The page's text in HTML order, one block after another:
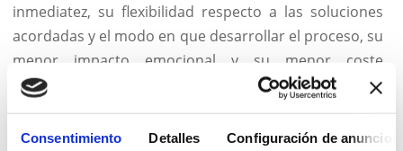
Consentimiento Detalles Configuración de anuncios
inmediatez, su flexibilidad respecto a las soluciones
acordadas y el modo en que desarrollar el proceso, su
menor impacto emocional y su menor coste
económico.
El procedimiento se lleva a cabo mediante entrevistas
conjuntas e individuales entre el mediador y las